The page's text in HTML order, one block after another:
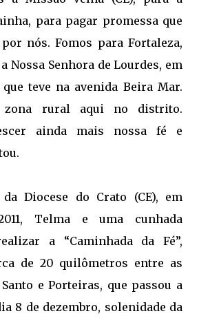
para pagar promessa que
nós. Fomos para Fortaleza,
aNossa Senhora de Lourdes, em
teve na avenida Beira Mar.
zona rural aqui no distrito.
ainda mais nossa fé e
Diocese do Crato (CE), em
Telma e uma cunhada
a “Caminhada da Fé”,
de 20 quilômetros entre as
e Porteiras, que passou a
8 de dezembro, solenidade da